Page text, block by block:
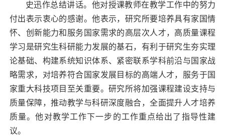
史迅作总结讲话。他对授课教师在教学工作中的努力
付出表示衷心的感谢。他表示，研究所要培养具有家国情
怀、创新能力和服务国家需求的高层次人才，高质量课程
学习是研究生科研能力发展的基石，有利于研究生夯实理
论基础、构建系统知识体系、紧密联系学科前沿与国家战
略需求，对培养符合国家发展目标的高端人才，服务于国
家重大科技项目至关重要。研究所将加强课程建设支持与
质量保障，推动教学与科研深度融合，全面提升人才培养
质量。他对教学工作下一步的工作重点给出了指导性建
议。